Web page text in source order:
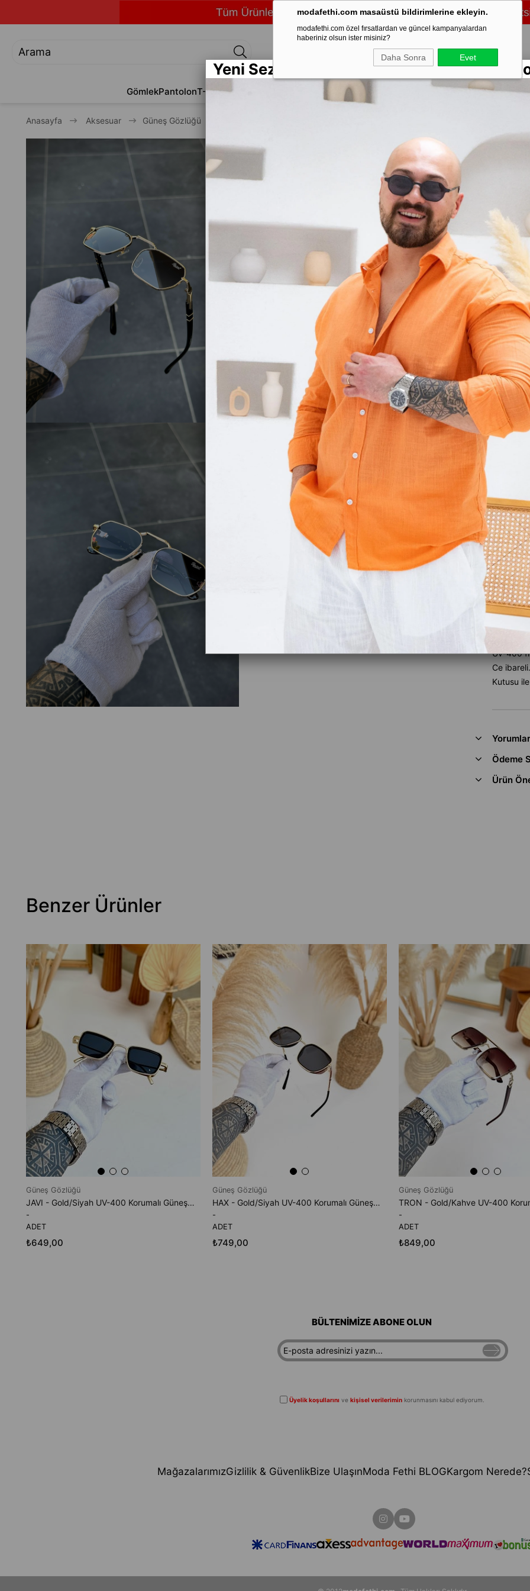
modafethi.com masaüstü bildirimlerine ekleyin.
modafethi.com özel fırsatlardan ve güncel kampanyalardan
haberiniz olsun ister misiniz?
Daha Sonra Evet
GömlekPantolonT-ShirtJean Eşofman Ayakkabı Mevsimlik Mont & Kaban
Anasayfa Aksesuar Güneş Gözlüğü
Eşref
₺1.199,00
Diğer
Tükendi
Özellik
UV-400
Beden
Fiyat
Ürün
Uv-400
Ce ibareli.
Kutusu
Yorumlar
Ödeme
Ürün
Benzer Ürünler
Güneş Gözlüğü
JAVI - Gold/Siyah UV-400 Korumalı Güneş Gözlüğü
-
ADET
₺649,00
Güneş Gözlüğü
HAX - Gold/Siyah UV-400 Korumalı Güneş Gözlüğü
-
ADET
₺749,00
Güneş Gözlüğü
-
ADET
₺849,00
BÜLTENİMİZE ABONE OLUN
Üyelik koşullarını ve kişisel verileriminkorunmasını kabul ediyorum.
MağazalarımızGizlilik & GüvenlikBize UlaşınModa Fethi BLOGKargom Nerede?
Yeni Sezon Rengarenk Keten Gömlekler